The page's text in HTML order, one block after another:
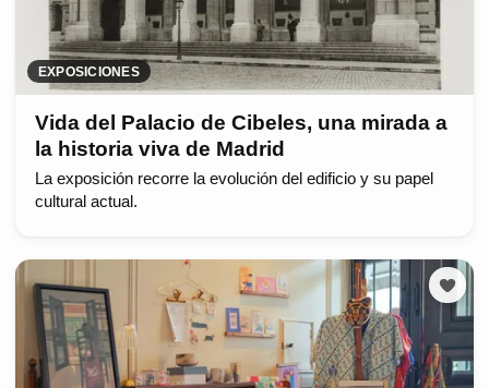
EXPOSICIONES
Vida del Palacio de Cibeles, una mirada a
la historia viva de Madrid
La exposición recorre la evolución del edificio y su papel
cultural actual.